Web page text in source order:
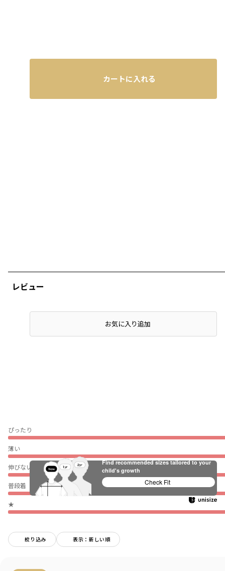
レビュー
ぴったり
薄い
伸びない
普段着（通園・通学）
★
絞り込み 表示：新しい順
カートに入れる
お気に入り追加
Find recommended sizes tailored to your
child's growth
Check Fit